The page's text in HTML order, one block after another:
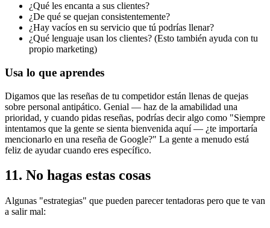
¿Qué les encanta a sus clientes?
¿De qué se quejan consistentemente?
¿Hay vacíos en su servicio que tú podrías llenar?
¿Qué lenguaje usan los clientes? (Esto también ayuda con tu
propio marketing)
Usa lo que aprendes
Digamos que las reseñas de tu competidor están llenas de quejas
sobre personal antipático. Genial — haz de la amabilidad una
prioridad, y cuando pidas reseñas, podrías decir algo como "Siempre
intentamos que la gente se sienta bienvenida aquí — ¿te importaría
mencionarlo en una reseña de Google?" La gente a menudo está
feliz de ayudar cuando eres específico.
11. No hagas estas cosas
Algunas "estrategias" que pueden parecer tentadoras pero que te van
a salir mal: